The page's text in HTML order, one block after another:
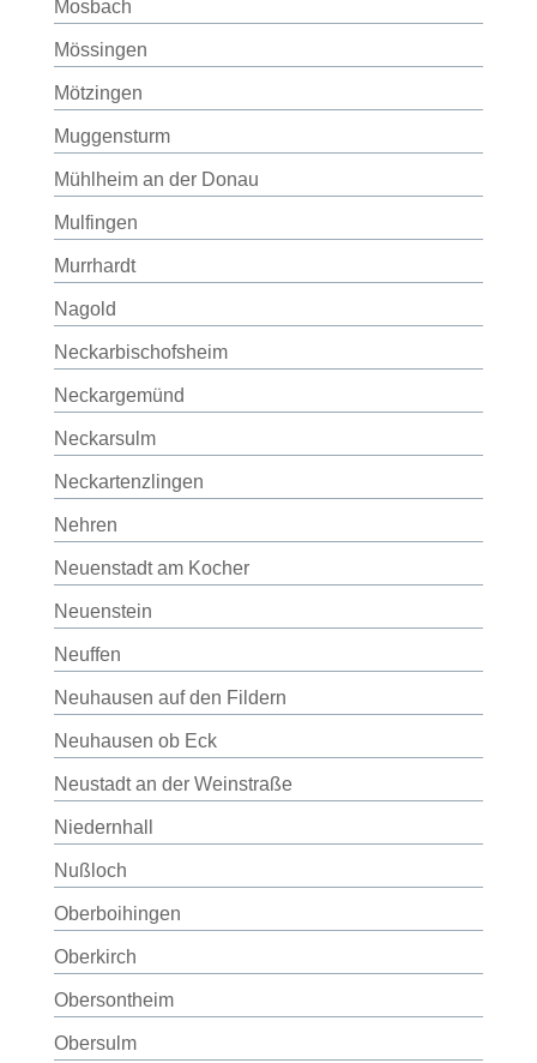
Mosbach
Mössingen
Mötzingen
Muggensturm
Mühlheim an der Donau
Mulfingen
Murrhardt
Nagold
Neckarbischofsheim
Neckargemünd
Neckarsulm
Neckartenzlingen
Nehren
Neuenstadt am Kocher
Neuenstein
Neuffen
Neuhausen auf den Fildern
Neuhausen ob Eck
Neustadt an der Weinstraße
Niedernhall
Nußloch
Oberboihingen
Oberkirch
Obersontheim
Obersulm